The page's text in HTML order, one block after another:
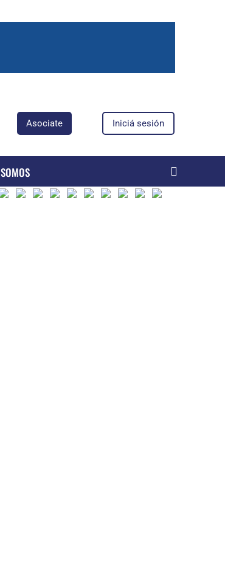
Asociate Iniciá sesión
SOMOS